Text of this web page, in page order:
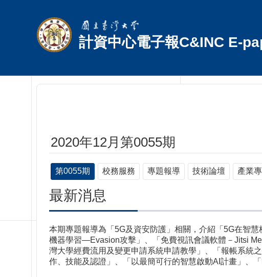
計資中心電子報C&INC E-
2020年12月第0055期
第0055期 校務服務 專題報導 技術論壇 產業
最新消息
本期專題報導為「5G及資安防護」相關，介紹「5G在智
機器學習—Evasion攻擊」、「免費視訊會議軟體－Jitsi
灣大學經費流用及變更申請系統申請教學」、「報帳系統
作、技能及認證」、「以最簡可行的智慧啟動AI計畫」、